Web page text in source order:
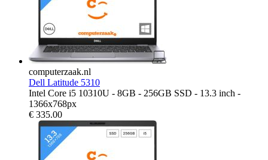
computerzaak.nl
Dell Latitude 5310
Intel Core i5 10310U - 8GB - 256GB SSD - 13.3 inch -
1366x768px
€ 335.00